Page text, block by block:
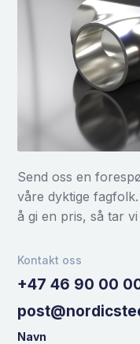
Send oss en
våre dyktige
å gi en pris, så tar
Kontakt oss
+47 46 90 00
Navn